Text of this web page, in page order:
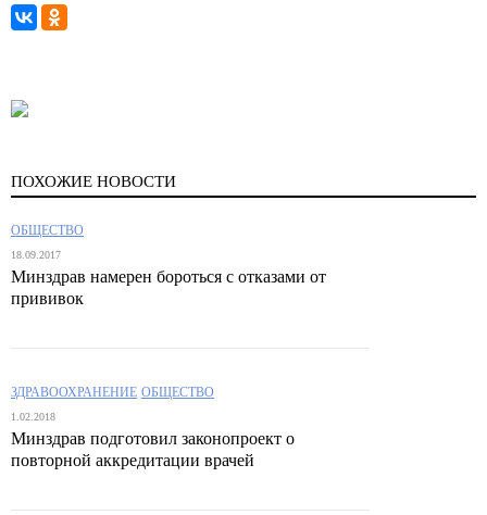
ПОХОЖИЕ НОВОСТИ
ОБЩЕСТВО
18.09.2017
Минздрав намерен бороться с отказами от
прививок
ЗДРАВООХРАНЕНИЕ ОБЩЕСТВО
1.02.2018
Минздрав подготовил законопроект о
повторной аккредитации врачей